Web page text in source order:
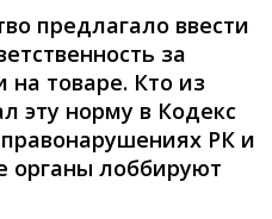
предлагало ввести
за
на товаре. Кто из
эту норму в Кодекс
РК и
органы лоббируют